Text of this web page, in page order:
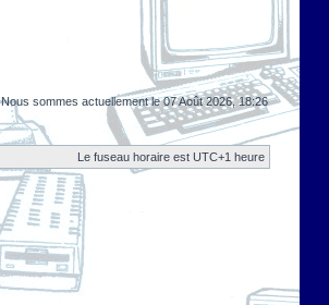
Nous sommes actuellement le 07 Août 2026, 18:26
Le fuseau horaire est UTC+1 heure